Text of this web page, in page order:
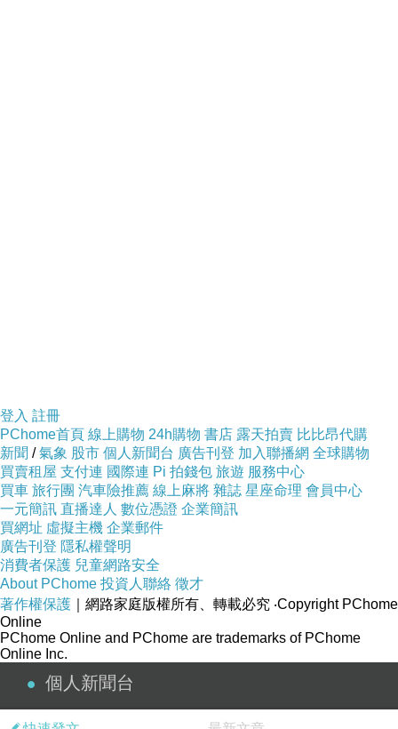
最美好的時代已經過了
或是就是發生這些事情才刻苦銘心吧
二十年了
結果隔天早上在吃早餐的時候
A 在消他的冷凍鳳梨拿過來問我要不要吃
我說我不喜歡吃
他居然還問我：
『那你喜歡我嗎？』
登入 註冊
PChome首頁 線上購物 24h購物 書店 露天拍賣 比比昂代購
新聞 /氣象 股市 個人新聞台 廣告刊登 加入聯播網 全球購物
買賣租屋 支付連 國際連 Pi 拍錢包 旅遊 服務中心
買車 旅行團 汽車險推薦 線上麻將 雜誌 星座命理 會員中心
一元簡訊 直播達人 數位憑證 企業簡訊
買網址 虛擬主機 企業郵件
廣告刊登 隱私權聲明
消費者保護 兒童網路安全
About PChome 投資人聯絡 徵才
著作權保護 ｜網路家庭版權所有、轉載必究 ‧Copyright PChome
Online
PChome Online and PChome are trademarks of PChome
Online Inc.
個人新聞台